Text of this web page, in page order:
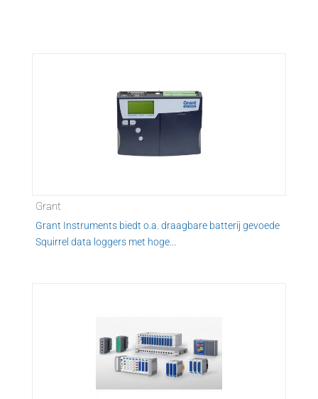
Grant
Grant Instruments biedt o.a. draagbare batterij gevoede
Squirrel data loggers met hoge...